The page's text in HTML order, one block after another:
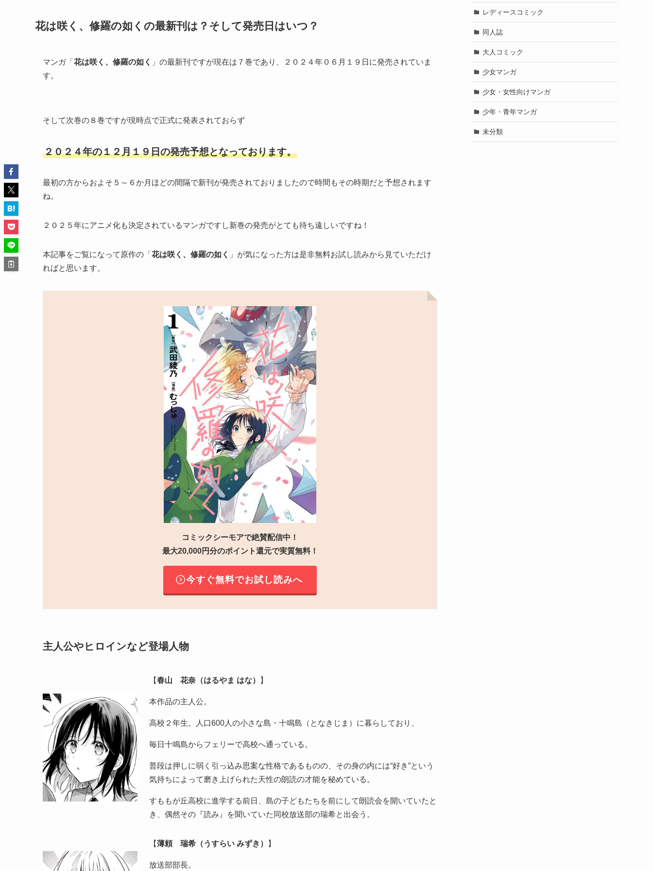
花は咲く、修羅の如く の最新刊は？そして発売日はいつ？
マンガ「 花は咲く、修羅の如く
」の最新刊ですが現在は７巻であり、２０２４年０６月１９日に発売されていま
す。
そして次巻の８巻ですが現時点で正式に発表されておらず
２０２４年の１２月１９日の発売予想となっております。
最初の方からおよそ５～６か月ほどの間隔で新刊が発売されておりましたので時間もその時期だと予想されます
ね。
２０２５年にアニメ化も決定されているマンガですし新巻の発売がとても待ち遠しいですね！
本記事をご覧になって原作の「 花は咲く、修羅の如く
」が気になった方は是非無料お試し読みから見ていただけ
ればと思います。
コミックシーモアで絶賛配信中！
最大20,000円分のポイント還元で実質無料！
今すぐ無料でお試し読みへ
主人公やヒロインなど登場人物
【春山 花奈（はるやま はな） 】
本作品の主人公。
高校２年生。人口600人の小さな島・十鳴島（となきじま）に暮らしており、
毎日十鳴島からフェリーで高校へ通っている。
普段は押しに弱く引っ込み思案な性格であるものの、その身の内には“好き”という
気持ちによって磨き上げられた天性の朗読の才能を秘めている。
すももが丘高校に進学する前日、島の子どもたちを前にして朗読会を開いていたと
き、偶然その『読み』を聞いていた同校放送部の瑞希と出会う。
【薄頼 瑞希（うすらい みずき） 】
放送部部長。
レディースコミック
同人誌
大人コミック
少女マンガ
少女・女性向けマンガ
少年・青年マンガ
未分類